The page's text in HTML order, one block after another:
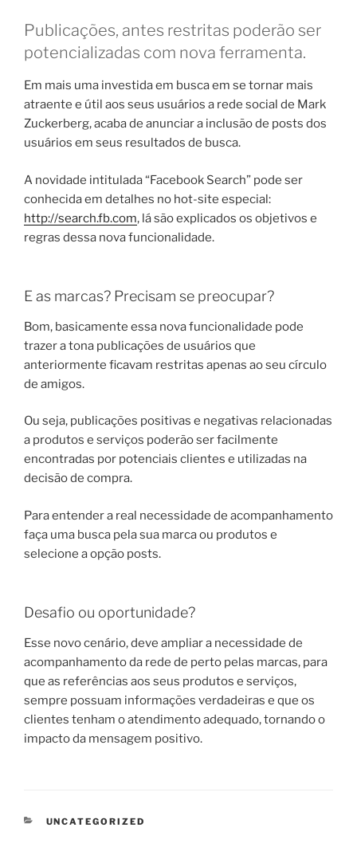
Publicações, antes restritas poderão ser
potencializadas com nova ferramenta.
Em mais uma investida em busca em se tornar mais
atraente e útil aos seus usuários a rede social de Mark
Zuckerberg, acaba de anunciar a inclusão de posts dos
usuários em seus resultados de busca.
A novidade intitulada “Facebook Search” pode ser
conhecida em detalhes no hot-site especial:
http://search.fb.com, lá são explicados os objetivos e
regras dessa nova funcionalidade.
E as marcas? Precisam se preocupar?
Bom, basicamente essa nova funcionalidade pode
trazer a tona publicações de usuários que
anteriormente ficavam restritas apenas ao seu círculo
de amigos.
Ou seja, publicações positivas e negativas relacionadas
a produtos e serviços poderão ser facilmente
encontradas por potenciais clientes e utilizadas na
decisão de compra.
Para entender a real necessidade de acompanhamento
faça uma busca pela sua marca ou produtos e
selecione a opção posts.
Desafio ou oportunidade?
Esse novo cenário, deve ampliar a necessidade de
acompanhamento da rede de perto pelas marcas, para
que as referências aos seus produtos e serviços,
sempre possuam informações verdadeiras e que os
clientes tenham o atendimento adequado, tornando o
impacto da mensagem positivo.
CATEGORIAS
UNCATEGORIZED